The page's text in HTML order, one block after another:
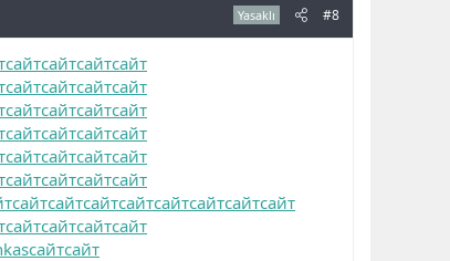
Yasaklı #8
сайтсайтсайтсайт
сайтсайтсайтсайт
сайтсайтсайтсайт
сайтсайтсайтсайт
сайтсайтсайтсайт
сайтсайтсайтсайт
сайтсайтсайтсайтсайтсайтсайтсайт
сайтсайтсайтсайт
сайтсайт